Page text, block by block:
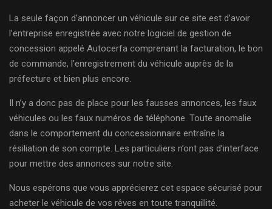
La seule façon d’annoncer un véhicule sur ce site est d’avoir
l’entreprise enregistrée avec notre logiciel de gestion de
concession appelé Autocerfa comprenant la facturation, le bon
de commande, l’enregistrement du véhicule auprès de la
préfecture et bien plus encore.
Il n’y a donc pas de place pour les fausses annonces, les faux
véhicules ou les faux numéros de téléphone. Toute anomalie
dans le comportement du concessionnaire entraîne la
résiliation de son compte. Les particuliers n’ont pas d’interface
pour mettre des annonces sur notre site.
Nous espérons que vous apprécierez cet espace sécurisé pour
acheter le véhicule de vos rêves en toute tranquillité.